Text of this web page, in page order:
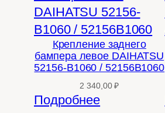
Крепление заднего
бампера левое DAIHATSU
52156-B1060 / 52156B1060
2 340,00₽
Подробнее